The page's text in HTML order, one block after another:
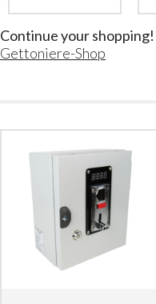
Continue your shopping!
Gettoniere-Shop